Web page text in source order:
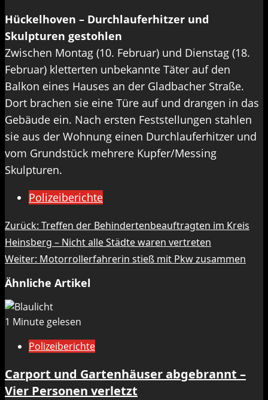
Hückelhoven – Durchlauferhitzer und
Skulpturen gestohlen
Zwischen Montag (10. Februar) und Dienstag (18.
Februar) kletterten unbekannte Täter auf den
Balkon eines Hauses an der Gladbacher Straße.
Dort brachen sie eine Türe auf und drangen in das
Gebäude ein. Nach ersten Feststellungen stahlen
sie aus der Wohnung einen Durchlauferhitzer und
vom Grundstück mehrere Kupfer/Messing
Skulpturen.
Polizeiberichte
Beitragsnavigation
Zurück: Treffen der Behindertenbeauftragten im Kreis
Heinsberg – Nicht alle Städte waren vertreten
Weiter: Motorrollerfahrerin stieß mit Pkw zusammen
Ähnliche Artikel
1 Minute gelesen
Polizeiberichte
Carport und Gartenhäuser abgebrannt –
Vier Personen verletzt